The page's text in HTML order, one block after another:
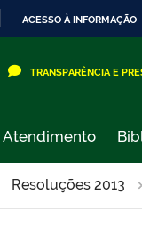
ACESSO À INFORMAÇÃO
TRANSPARÊNCIA E
Atendimento
Resoluções 2013